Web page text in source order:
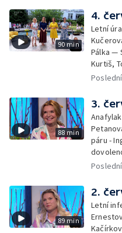
letní
Festival
noc
90 min
4.
Letní
Pálka —
Kurtiš,
Debbie
Jírová —
léto -
88 min
3.
páru -
léto -
89 min
2.
Letní